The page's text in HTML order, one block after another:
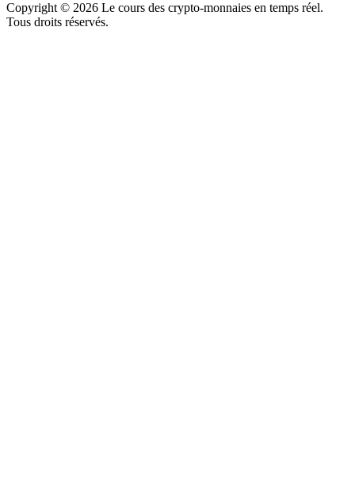
Copyright © 2026 Le cours des crypto-monnaies en temps réel.
Tous droits réservés.